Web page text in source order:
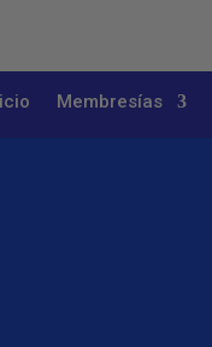
Membresías